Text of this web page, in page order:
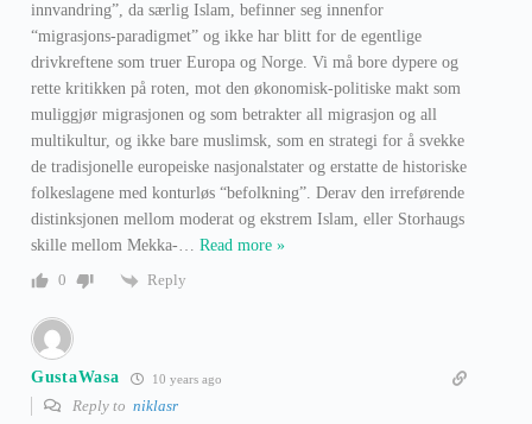
innvandring”, da særlig Islam, befinner seg innenfor
“migrasjons-paradigmet” og ikke har blitt for de egentlige
drivkreftene som truer Europa og Norge. Vi må bore dypere og
rette kritikken på roten, mot den økonomisk-politiske makt som
muliggjør migrasjonen og som betrakter all migrasjon og all
multikultur, og ikke bare muslimsk, som en strategi for å svekke
de tradisjonelle europeiske nasjonalstater og erstatte de historiske
folkeslagene med konturløs “befolkning”. Derav den irreførende
distinksjonen mellom moderat og ekstrem Islam, eller Storhaugs
skille mellom Mekka-
Read more »
0
Reply
GustaWasa 10 years ago
Reply to niklasr